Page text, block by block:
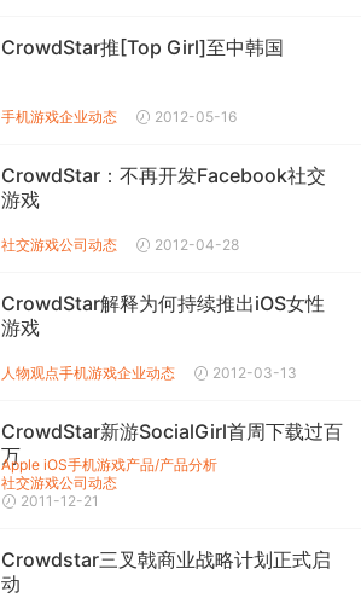
CrowdStar推[Top Girl]至中韩国
手机游戏企业动态 2012-05-16
CrowdStar：不再开发Facebook社交
游戏
社交游戏公司动态 2012-04-28
CrowdStar解释为何持续推出iOS女性
游戏
人物观点手机游戏企业动态 2012-03-13
CrowdStar新游SocialGirl首周下载过百
万
Apple iOS手机游戏产品/产品分析
社交游戏公司动态
2011-12-21
Crowdstar三叉戟商业战略计划正式启
动